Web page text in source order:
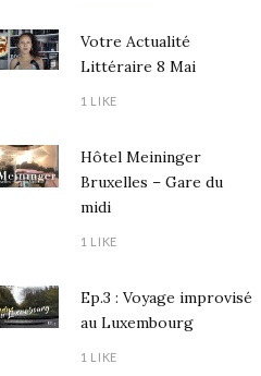
Votre Actualité
Littéraire 8 Mai
1 LIKE
Hôtel Meininger
Bruxelles – Gare du
midi
1 LIKE
Ep.3 : Voyage improvisé
au Luxembourg
1 LIKE